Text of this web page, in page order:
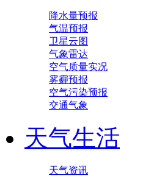
降水量预报
气温预报
卫星云图
气象雷达
空气质量实况
雾霾预报
空气污染预报
交通气象
天气生活
天气资讯